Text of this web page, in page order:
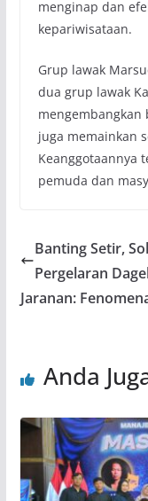
menginap dan
kepariwisataan.
Grup lawak
dua grup lawak
mengembangkan
juga memainkan
Keanggotaannya
pemuda dan
Banting Setir,
Pergelaran
Jaranan:
Anda